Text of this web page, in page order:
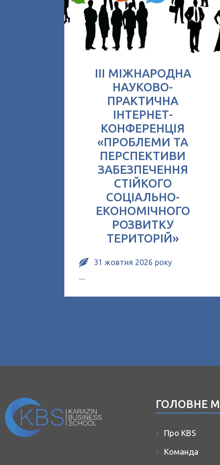
ІІІ МІЖНАРОДНА
НАУКОВО-
ПРАКТИЧНА
ІНТЕРНЕТ-
КОНФЕРЕНЦІЯ
«ПРОБЛЕМИ ТА
ПЕРСПЕКТИВИ
ЗАБЕЗПЕЧЕННЯ
СТІЙКОГО
СОЦІАЛЬНО-
ЕКОНОМІЧНОГО
РОЗВИТКУ
ТЕРИТОРІЙ»
31 жовтня 2026 року
...
ГОЛОВНЕ
Про KBS
Команда